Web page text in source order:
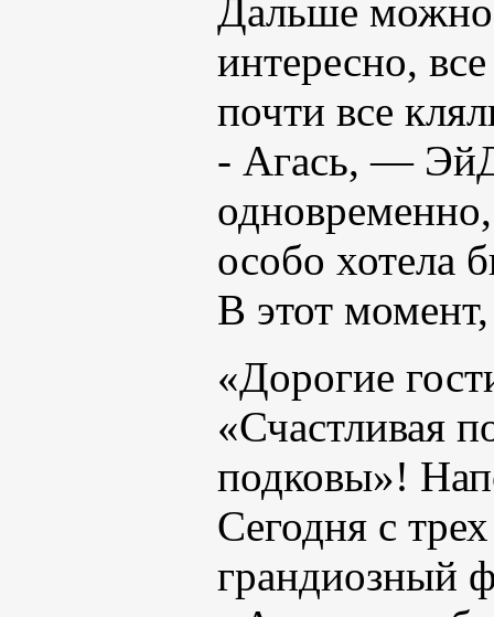
Дальше можно
интересно,
почти все
- Агась, —
особо хотела
В этот
«Дорогие
«Счастливая
подковы»!
Сегодня с
грандиозный